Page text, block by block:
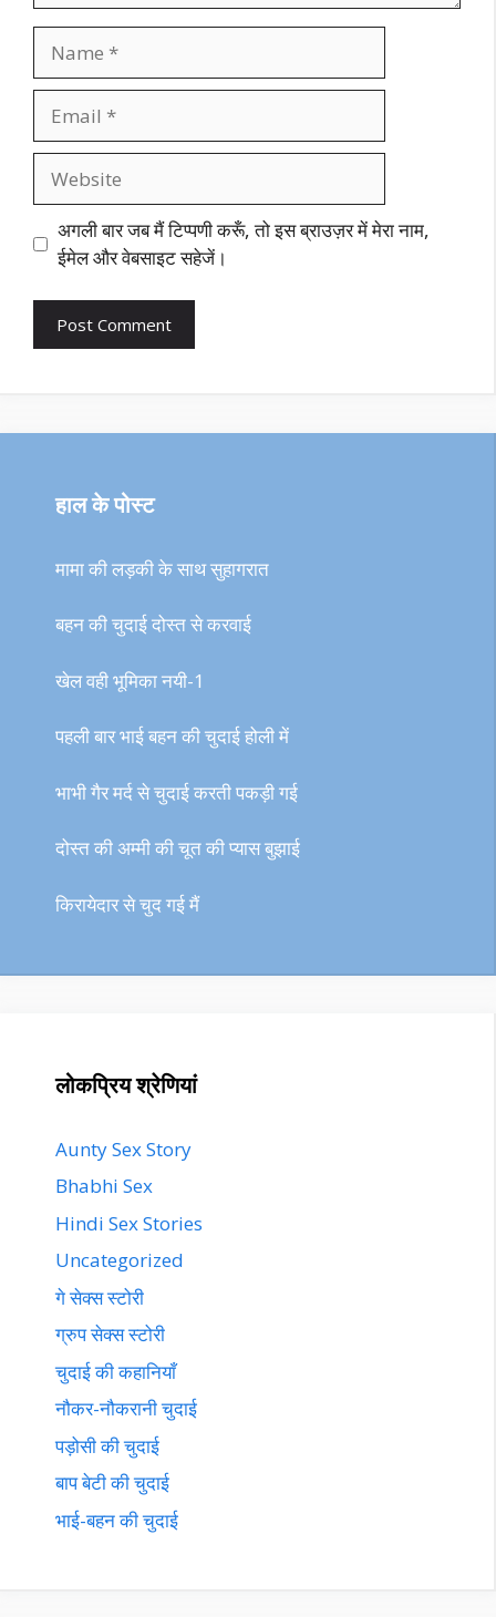
अगली बार जब मैं टिप्पणी करूँ, तो इस ब्राउज़र में मेरा नाम,
ईमेल और वेबसाइट सहेजें।
हाल के पोस्ट
मामा की लड़की के साथ सुहागरात
बहन की चुदाई दोस्त से करवाई
खेल वही भूमिका नयी-1
पहली बार भाई बहन की चुदाई होली में
भाभी गैर मर्द से चुदाई करती पकड़ी गई
दोस्त की अम्मी की चूत की प्यास बुझाई
किरायेदार से चुद गई मैं
लोकप्रिय श्रेणियां
Aunty Sex Story
Bhabhi Sex
Hindi Sex Stories
Uncategorized
गे सेक्स स्टोरी
ग्रुप सेक्स स्टोरी
चुदाई की कहानियाँ
नौकर-नौकरानी चुदाई
पड़ोसी की चुदाई
बाप बेटी की चुदाई
भाई-बहन की चुदाई